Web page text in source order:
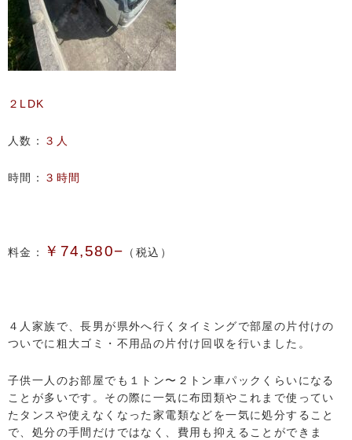
２LDK
人数： ３人
時間： ３時間
料金： ￥74,580− （税込）
４人家族で、長男が県外へ行くタイミングで部屋の片付けの
ついでに粗大ゴミ・不用品の片付け回収を行いました。
子供一人のお部屋でも１トン〜２トン車パックくらいになる
ことが多いです。その際に一気に布団類やこれまで使ってい
たタンスや使えなくなった家電類などを一気に処分すること
で、処分の手間だけではなく、費用も抑えることができま